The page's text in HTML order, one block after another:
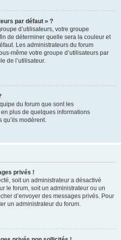
par défaut » ?
d’utilisateurs, votre groupe
de déterminer quelle sera la couleur et
Les administrateurs du forum
même votre groupe d’utilisateurs par
de l’utilisateur.
du forum que sont les
plus de quelques informations
qu’ils modèrent.
privés !
soit un administrateur a désactivé
le forum, soit un administrateur ou un
d’envoyer des messages privés. Pour
un administrateur du forum.